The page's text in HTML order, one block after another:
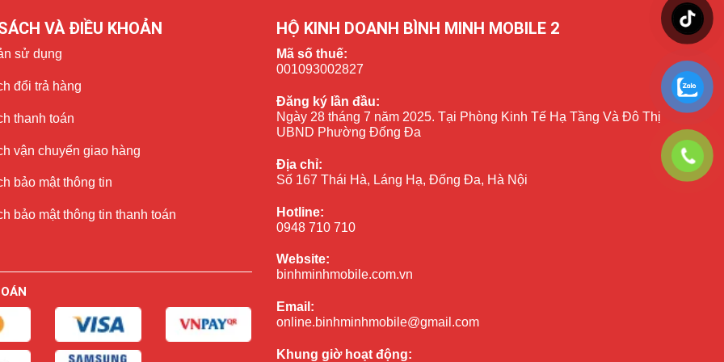
dung lượng nhanh chóng.
8 Plus
hiện sau:
tối đa dưới 80%.
là thay pin iPhone 8 Plus
mới để đảm bảo an toàn và khôi
VÀ ĐIỀU KHOẢN
sử dụng
đổi trả hàng
thanh toán
vận chuyển giao hàng
bảo mật thông tin
bảo mật thông tin thanh toán
HỘ KINH DOANH BÌNH MINH MOBILE 2
Mã số thuế:
001093002827
Đăng ký lần đầu:
Ngày 28 tháng 7 năm 2025. Tại Phòng Kinh Tế Hạ Tầng Và Đô Thị
UBND Phường Đống Đa
Địa chỉ:
Số 167 Thái Hà, Láng Hạ, Đống Đa, Hà Nội
Hotline:
0948 710 710
Website:
binhminhmobile.com.vn
Email:
online.binhminhmobile@gmail.com
Khung giờ hoạt động: